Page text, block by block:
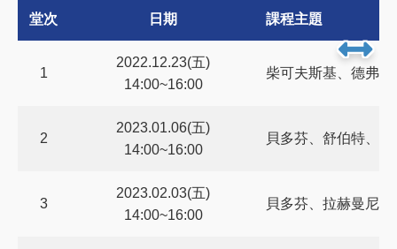
堂次 日期 課程主題
1
2022.12.23(五)
14:00~16:00
柴可夫斯基、德弗
2
2023.01.06(五)
14:00~16:00
貝多芬、舒伯特、莫
3
2023.02.03(五)
14:00~16:00
貝多芬、拉赫曼尼